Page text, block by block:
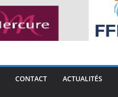
CONTACT ACTUALITÉS